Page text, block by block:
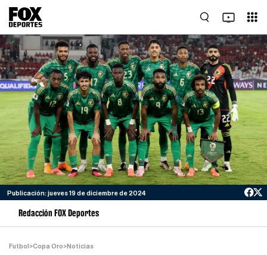
Publicación: jueves 19 de diciembre de 2024
Redacción FOX Deportes
Futbol >Copa Oro>Noticias